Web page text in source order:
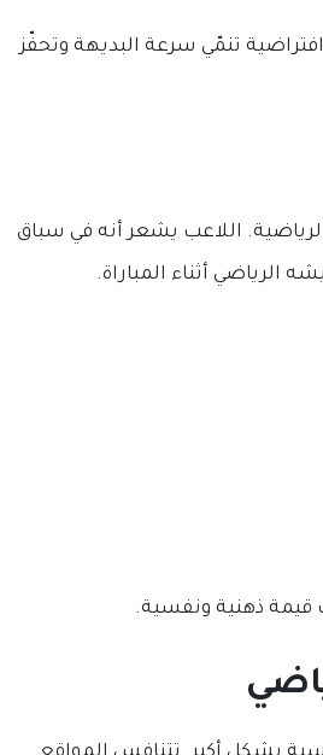
تنمّي سرعة البديهة وتحفّز
اللاعب يشعر أنه في سباق
الرياضي أثناء المباراة.
قيمة ذهنية ونفسية.